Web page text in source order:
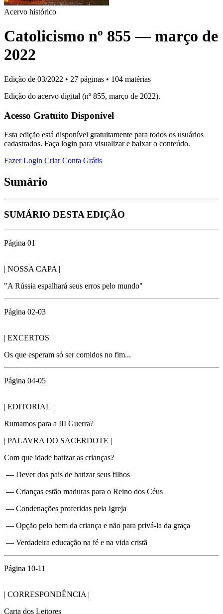
Acervo histórico
Catolicismo nº 855 — março de
2022
Edição de 03/2022 • 27 páginas • 104 matérias
Edição do acervo digital (nº 855, março de 2022).
Acesso Gratuito Disponível
Esta edição está disponível gratuitamente para todos os usuários
cadastrados. Faça login para visualizar e baixar o conteúdo.
Fazer Login Criar Conta Grátis
Sumário
SUMÁRIO DESTA EDIÇÃO
Página 01
| NOSSA CAPA |
"A Rússia espalhará seus erros pelo mundo"
Página 02-03
| EXCERTOS |
Os que esperam só ser comidos no fim...
Página 04-05
| EDITORIAL |
Rumamos para a III Guerra?
| PALAVRA DO SACERDOTE |
Com que idade batizar as crianças?
— Dever dos pais de batizar seus filhos
— Crianças estão maduras para o Reino dos Céus
— Condenações proferidas pela Igreja
— Opção pelo bem da criança e não para privá-la da graça
— Verdadeira educação na fé e na vida cristã
Página 10-11
| CORRESPONDÊNCIA |
Carta dos Leitores